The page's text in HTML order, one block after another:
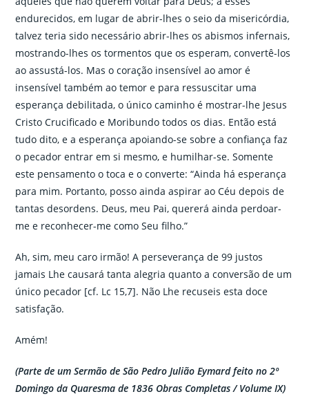
endurecidos, em lugar de abrir-lhes o seio da misericórdia,
talvez teria sido necessário abrir-lhes os abismos infernais,
mostrando-lhes os tormentos que os esperam, convertê-los
ao assustá-los. Mas o coração insensível ao amor é
insensível também ao temor e para ressuscitar uma
esperança debilitada, o único caminho é mostrar-lhe Jesus
Cristo Crucificado e Moribundo todos os dias. Então está
tudo dito, e a esperança apoiando-se sobre a confiança faz
o pecador entrar em si mesmo, e humilhar-se. Somente
este pensamento o toca e o converte: “Ainda há esperança
para mim. Portanto, posso ainda aspirar ao Céu depois de
tantas desordens. Deus, meu Pai, quererá ainda perdoar-
me e reconhecer-me como Seu filho.”
Ah, sim, meu caro irmão! A perseverança de 99 justos
jamais Lhe causará tanta alegria quanto a conversão de um
único pecador [cf. Lc 15,7]. Não Lhe recuseis esta doce
satisfação.
Amém!
(Parte de um Sermão de São Pedro Julião Eymardfeito no 2º
Domingo da Quaresma de 1836 Obras Completas / Volume IX)